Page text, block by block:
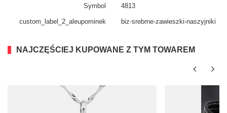
Symbol 4813
custom_​label_​2_aleupominek biz-srebrne-zawieszki-naszyjniki
NAJCZĘŚCIEJ KUPOWANE Z TYM TOWAREM